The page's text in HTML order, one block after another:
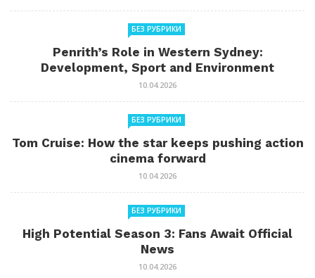
БЕЗ РУБРИКИ
Penrith’s Role in Western Sydney:
Development, Sport and Environment
10.04.2026
БЕЗ РУБРИКИ
Tom Cruise: How the star keeps pushing action
cinema forward
10.04.2026
БЕЗ РУБРИКИ
High Potential Season 3: Fans Await Official
News
10.04.2026